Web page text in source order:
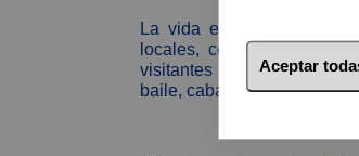
La vida en Mijas se
locales, como la Feria
visitantes de todas partes
baile, caballos y trajes
Aceptar